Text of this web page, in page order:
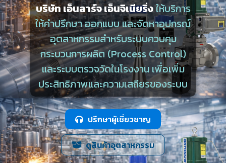
บริษัท เอ็นลาร์จ เอ็นจิเนียริ่งให้บริการ
ให้คำปรึกษา ออกแบบ และจัดหาอุปกรณ์
อุตสาหกรรมสำหรับระบบควบคุม
กระบวนการผลิต (Process Control)
และระบบตรวจวัดในโรงงาน เพื่อเพิ่ม
ประสิทธิภาพและความเสถียรของระบบ
ปรึกษาผู้เชี่ยวชาญ
ดูสินค้าอุตสาหกรรม